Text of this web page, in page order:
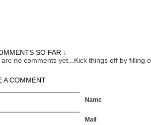
SO FAR ↓
no comments yet...Kick things off by filling
A COMMENT
Name
Mail